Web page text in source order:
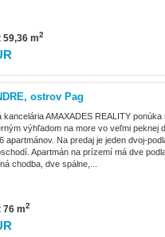
59,36 m2
ostrov Pag
kancelária AMAXADES REALITY
výhľadom na more vo veľmi peknej
apartmánov. Na predaj je jeden dvoj-
Apartmán na prízemí má dve
chodba, dve spálne,...
76 m2